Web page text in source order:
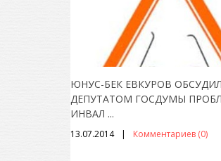
ЮНУС-БЕК ЕВКУРОВ
ДЕПУТАТОМ ГОСДУМЫ
ИНВАЛ ...
13.07.2014 Комментариев (0)